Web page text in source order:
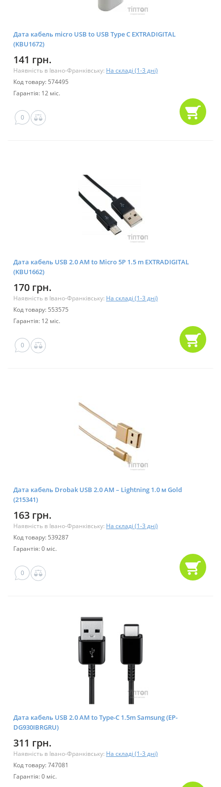
Дата кабель micro USB to USB Type C EXTRADIGITAL
(KBU1672)
141 грн.
Наявність в Івано-Франківську: На складі (1-3 дні)
Код товару: 574495
Гарантія: 12 міс.
0
Дата кабель USB 2.0 AM to Micro 5P 1.5 m EXTRADIGITAL
(KBU1662)
170 грн.
Наявність в Івано-Франківську: На складі (1-3 дні)
Код товару: 553575
Гарантія: 12 міс.
0
Дата кабель Drobak USB 2.0 AM – Lightning 1.0 м Gold
(215341)
163 грн.
Наявність в Івано-Франківську: На складі (1-3 дні)
Код товару: 539287
Гарантія: 0 міс.
0
Дата кабель USB 2.0 AM to Type-C 1.5m Samsung (EP-
DG930IBRGRU)
311 грн.
Наявність в Івано-Франківську: На складі (1-3 дні)
Код товару: 747081
Гарантія: 0 міс.